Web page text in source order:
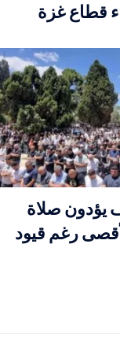
قطاع غزة
يؤدون صلاة
رغم قيود